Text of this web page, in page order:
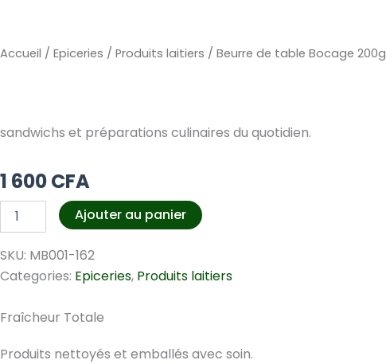
Accueil / Epiceries / Produits laitiers / Beurre de table Bocage 200g
sandwichs et préparations culinaires du quotidien.
1 600CFA
quantité
de
table
Bocage
Ajouter au panier
SKU: MB001-162
Categories: Epiceries, Produits laitiers
Fraîcheur Totale
Produits nettoyés et emballés avec soin.